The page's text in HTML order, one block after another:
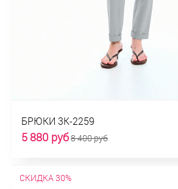
БРЮКИ 3К-2259
5 880 руб8 400 руб
СКИДКА 30%